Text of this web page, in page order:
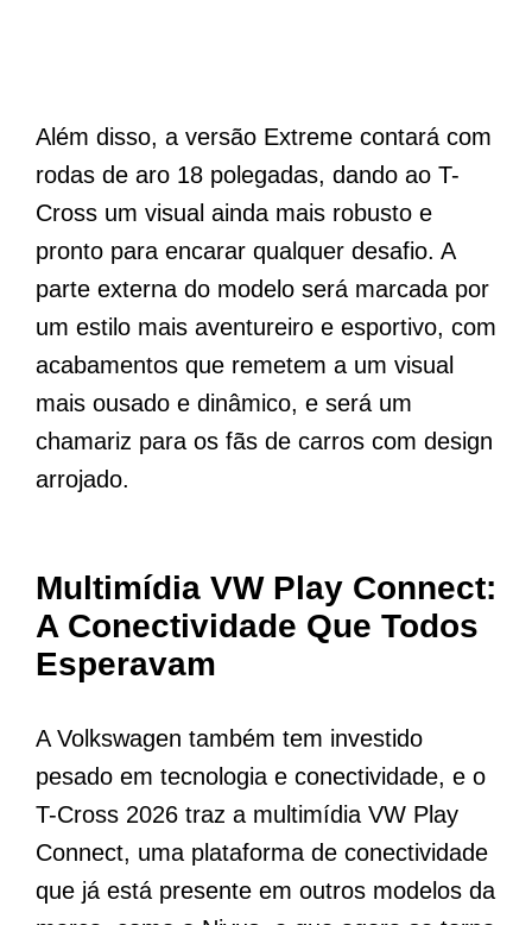
Além disso, a versão Extreme contará com
rodas de aro 18 polegadas, dando ao T-
Cross um visual ainda mais robusto e
pronto para encarar qualquer desafio. A
parte externa do modelo será marcada por
um estilo mais aventureiro e esportivo, com
acabamentos que remetem a um visual
mais ousado e dinâmico, e será um
chamariz para os fãs de carros com design
arrojado.
Multimídia VW Play Connect:
A Conectividade Que Todos
Esperavam
A Volkswagen também tem investido
pesado em tecnologia e conectividade, e o
T-Cross 2026 traz a multimídia VW Play
Connect, uma plataforma de conectividade
que já está presente em outros modelos da